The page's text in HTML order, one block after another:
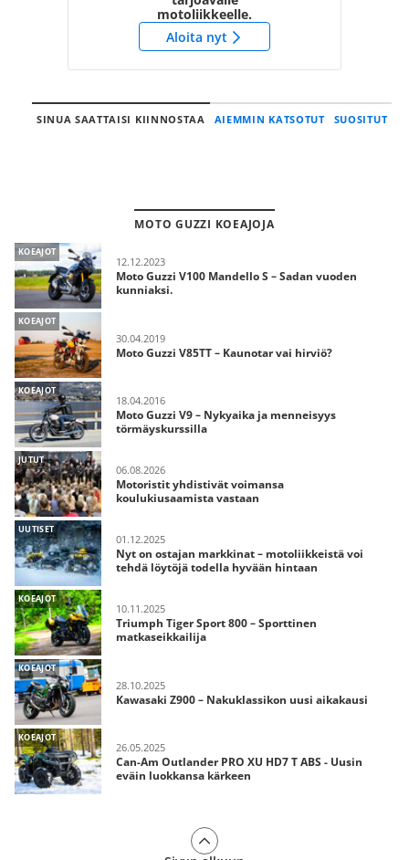
motoliikkeelle.
Aloita nyt
SINUA SAATTAISI KIINNOSTAA AIEMMIN KATSOTUT SUOSITUT
MOTO GUZZI KOEAJOJA
KOEAJOT
12.12.2023
Moto Guzzi V100 Mandello S – Sadan vuoden
kunniaksi.
KOEAJOT
30.04.2019
Moto Guzzi V85TT – Kaunotar vai hirviö?
KOEAJOT
18.04.2016
Moto Guzzi V9 – Nykyaika ja menneisyys
törmäyskurssilla
JUTUT
06.08.2026
Motoristit yhdistivät voimansa
koulukiusaamista vastaan
UUTISET
01.12.2025
Nyt on ostajan markkinat – motoliikkeistä voi
tehdä löytöjä todella hyvään hintaan
KOEAJOT
10.11.2025
Triumph Tiger Sport 800 – Sporttinen
matkaseikkailija
KOEAJOT
28.10.2025
Kawasaki Z900 – Nakuklassikon uusi aikakausi
KOEAJOT
26.05.2025
Can-Am Outlander PRO XU HD7 T ABS - Uusin
eväin luokkansa kärkeen